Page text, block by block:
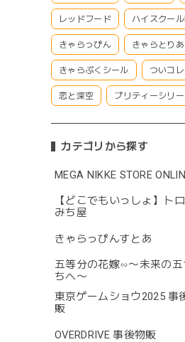
レッドフード ハイスクール
きゃらっぴん きゃらとりあ
きゃらぷくシール ついコレ
恋と深空 プリティーシリ
カテゴリから探す
MEGA NIKKE STORE
【どこでもいっしょ】ト
みち屋
きゃらっぴんすとあ
五等分の花嫁∽〜未来の五
ちへ〜
東京ゲームショウ2025 事
販
OVERDRIVE 事後物販